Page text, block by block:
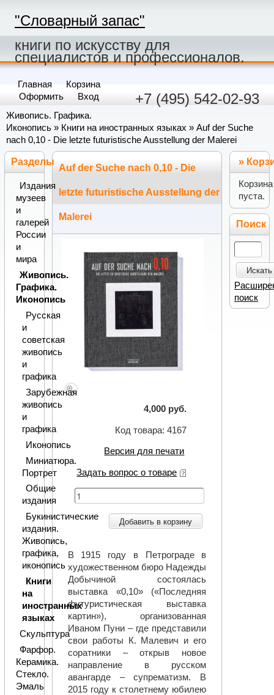
"Словарный запас"
книги по искусству для
специалистов и профессионалов.
+7 (495) 542-02-93
Главная
Корзина
Оформить
Вход
Живопись. Графика.
Иконопись » Книги на иностранных языках » Auf der Suche
nach 0,10 - Die letzte futuristische Ausstellung der Malerei
Auf der Suche nach 0,10 - Die
letzte futuristische Ausstellung der
Malerei
4,000 руб.
Код товара: 4167
Версия для печати
Задать вопрос о товаре
Добавить в корзину
В 1915 году в Петрограде в
художественном бюро Надежды
Добычиной состоялась
выставка «0,10» («Последняя
футуристическая выставка
картин»), организованная
Иваном Пуни – где представили
свои работы К. Малевич и его
соратники – открыв новое
направление в русском
авангарде – супрематизм. В
2015 году к столетнему юбилею
Разделы
Издания
музеев
и
галерей
России
и
мира
Живопись.
Графика.
Иконопись
Русская
и
советская
живопись
и
графика
Зарубежная
живопись
и
графика
Иконопись
Миниатюра.
Портрет
Общие
издания
Букинистические
издания.
Живопись,
графика,
иконопись
Книги
на
иностранных
языках
Скульптура
Фарфор.
Керамика.
Стекло.
Эмаль
»
Корзина
пуста.
Поиск
Искать
поиск